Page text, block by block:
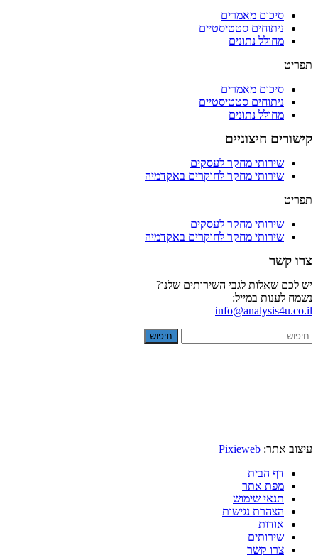
סיכום מאמרים
ניתוחים סטטיסטיים
מחולל נתונים
תפריט
סיכום מאמרים
ניתוחים סטטיסטיים
מחולל נתונים
קישורים חיצוניים
שירותי מחקר לעסקים
שירותי מחקר לחוקרים באקדמיה
תפריט
שירותי מחקר לעסקים
שירותי מחקר לחוקרים באקדמיה
צרו קשר
יש לכם שאלות לגבי השירותים שלנו?
נשמח לענות במייל:
info@analysis4u.co.il
חיפוש
עיצוב אתר: Pixieweb
דף הבית
מפת אתר
תנאי שימוש
הצהרת נגישות
אודות
שירותים
צרו קשר